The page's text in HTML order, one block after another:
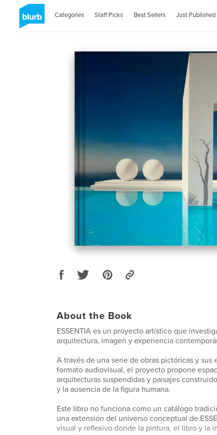
Categories Staff Picks Best Sellers Just Published
About the Book
ESSENTIA es un proyecto artístico que
arquitectura, imagen y experiencia
A través de una serie de obras pictóricas y sus
formato audiovisual, el proyecto propone
arquitecturas suspendidas y paisajes
y la ausencia de la figura humana.
Este libro no funciona como un catálogo
una extensión del universo conceptual de
visual y reflexivo donde la pintura, el libro y la